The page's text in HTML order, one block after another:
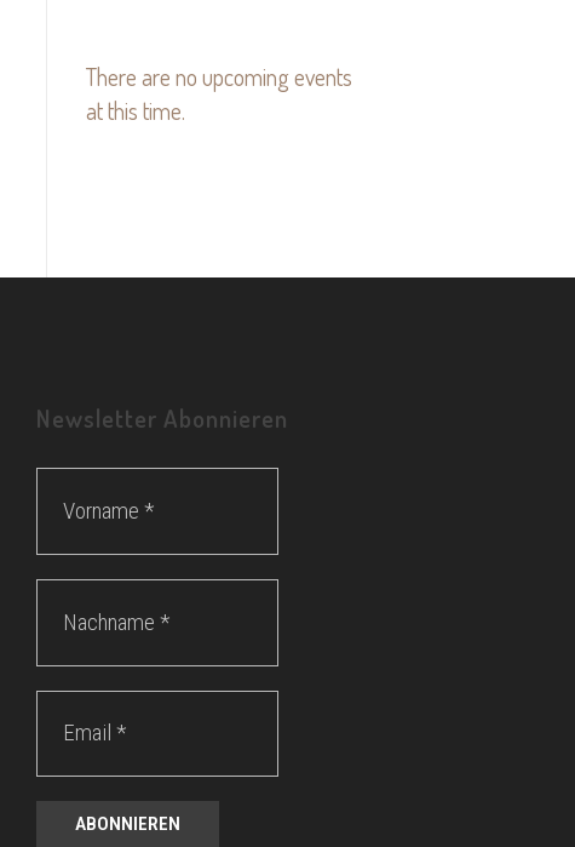
There are no upcoming events
at this time.
Newsletter Abonnieren
Vorname
Nachname
Email